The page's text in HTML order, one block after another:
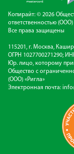
Копирайт: © 2026
ответственностью (ООО)
Все права защищены
115201, г. Москва,
ОГРН 1027700271290;
Юр. лицо, которому
Общество с
(ООО) «Ригла»
Электронная почта: